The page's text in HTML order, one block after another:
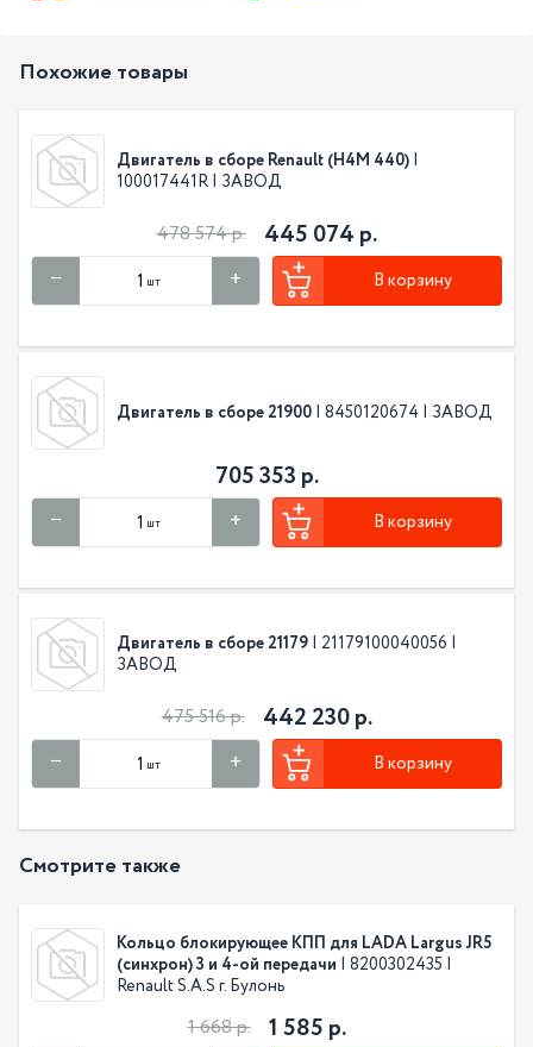
Похожие товары
Двигатель в сборе Renault (Н4М 440) |
100017441R | ЗАВОД
478 574 р. 445 074 р.
шт В корзину
Двигатель в сборе 21900 | 8450120674 | ЗАВОД
705 353 р.
шт В корзину
Двигатель в сборе 21179 | 21179100040056 |
ЗАВОД
475 516 р. 442 230 р.
шт В корзину
Смотрите также
Кольцо блокирующее КПП для LADA Largus JR5
(синхрон) 3 и 4-ой передачи | 8200302435 |
Renault S.A.S г. Булонь
1 668 р. 1 585 р.